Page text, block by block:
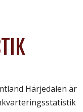
Härjedalen är